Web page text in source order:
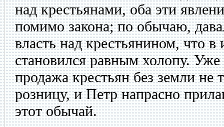
над крестьянами, оба эти
помимо закона; по обычаю,
власть над крестьянином, что в
становился равным холопу. Уже
продажа крестьян без земли не
розницу, и Петр напрасно
этот обычай.